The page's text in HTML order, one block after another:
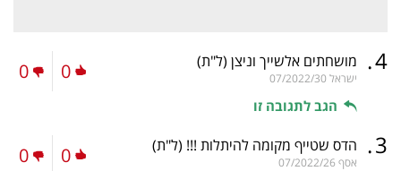
4
. מושחתים אלשייך וניצן (ל"ת)
ישראל 07/2022/30
הגב לתגובה זו
0
0
3
. הדס שטייף מקומה להיתלות !!! (ל"ת)
אסף 07/2022/26
0
0